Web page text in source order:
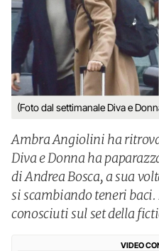
(Foto dal settimanale Diva e
Ambra Angiolini ha
Diva e Donna ha
di Andrea Bosca, a sua
si scambiando teneri baci.
conosciuti sul set della
VIDEO